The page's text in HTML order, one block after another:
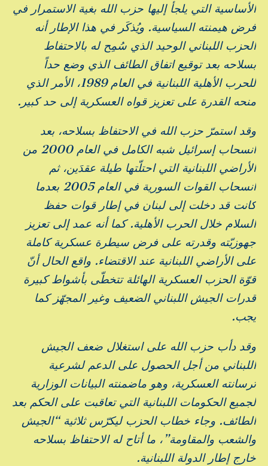
الأساسية التي يلجأ إليها حزب الله بغية الاستمرار في
فرض هيمنته السياسية. ويُذكَر في هذا الإطار أنه
الحزب اللبناني الوحيد الذي سُمِح له بالاحتفاط
بسلاحه بعد توقيع اتفاق الطائف الذي وضع حداً
للحرب الأهلية اللبنانية في العام 1989، الأمر الذي
منحه القدرة على تعزيز قواه العسكرية إلى حد كبير.
وقد استمرّ حزب الله في الاحتفاظ بسلاحه، بعد
انسحاب إسرائيل شبه الكامل في العام 2000 من
الأراضي اللبنانية التي احتلّتها طيلة عقدَين، ثم
انسحاب القوات السورية في العام 2005 بعدما
كانت قد دخلت إلى لبنان في إطار قوات حفظ
السلام خلال الحرب الأهلية. كما أنه عمد إلى تعزيز
جهوزيّته وقدرته على فرض سيطرة عسكرية كاملة
على الأراضي اللبنانية عند الاقتضاء. واقع الحال أنّ
قوّة الحزب العسكرية الهائلة تتخطّى بأشواط كبيرة
قدرات الجيش اللبناني الضعيف وغير المجهّز كما
يجب.
وقد دأب حزب الله على استغلال ضعف الجيش
اللبناني من أجل الحصول على الدعم لشرعية
ترسانته العسكرية، وهو ماضمنته البيانات الوزارية
لجميع الحكومات اللبنانية التي تعاقبت على الحكم بعد
الطائف. وجاء خطاب الحزب ليكرّس ثلاثية “الجيش
والشعب والمقاومة”، ما أتاح له الاحتفاظ بسلاحه
خارج إطار الدولة اللبنانية.